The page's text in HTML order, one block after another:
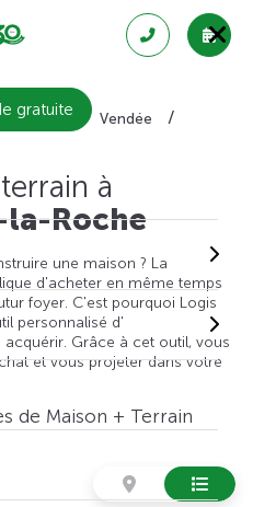
gratuite
+ terrain
Vendée
à
la-Roche
une maison ? La
d'acheter en même temps
foyer. C'est pourquoi Logis
personnalisé d'
acquérir. Grâce à cet outil, vous
et vous projeter dans votre
de Maison + Terrain